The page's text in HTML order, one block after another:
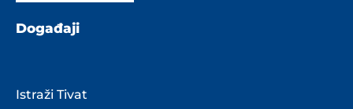
Događaji
Istraži Tivat